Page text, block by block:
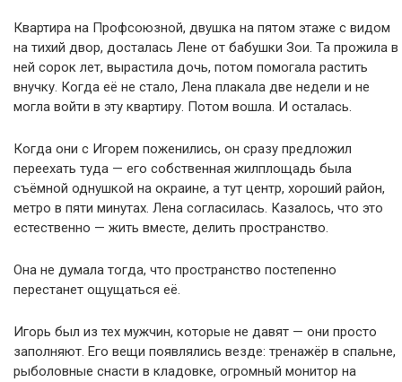
Квартира на Профсоюзной, двушка на пятом этаже с видом
на тихий двор, досталась Лене от бабушки Зои. Та прожила в
ней сорок лет, вырастила дочь, потом помогала растить
внучку. Когда её не стало, Лена плакала две недели и не
могла войти в эту квартиру. Потом вошла. И осталась.
Когда они с Игорем поженились, он сразу предложил
переехать туда — его собственная жилплощадь была
съёмной однушкой на окраине, а тут центр, хороший район,
метро в пяти минутах. Лена согласилась. Казалось, что это
естественно — жить вместе, делить пространство.
Она не думала тогда, что пространство постепенно
перестанет ощущаться её.
Игорь был из тех мужчин, которые не давят — они просто
заполняют. Его вещи появлялись везде: тренажёр в спальне,
рыболовные снасти в кладовке, огромный монитор на